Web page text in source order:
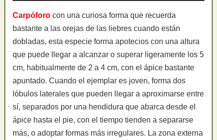
Carpóforo con una curiosa forma que recuerda
bastante a las orejas de las liebres cuando están
dobladas, esta especie forma apotecios con una altura
que puede llegar a alcanzar o superar ligeramente los 5
cm, habitualmente de 2 a 4 cm, con el ápice bastante
apuntado. Cuando el ejemplar es joven, forma dos
lóbulos laterales que pueden llegar a aproximarse entre
sí, separados por una hendidura que abarca desde el
ápice hasta el pie, con el tiempo tienden a separarse
más, o adoptar formas más irregulares. La zona externa